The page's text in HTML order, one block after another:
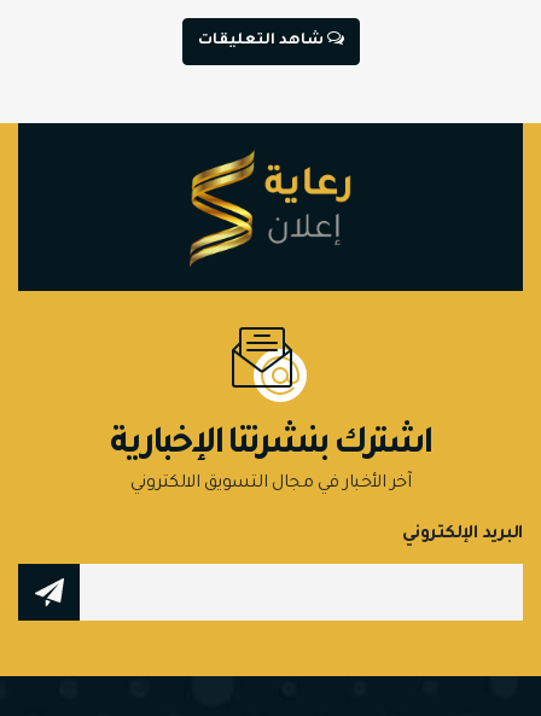
شاهد التعليقات
اشترك بنشرتنا الإخبارية
آخر الأخبار في مجال التسويق الالكتروني
البريد الإلكتروني